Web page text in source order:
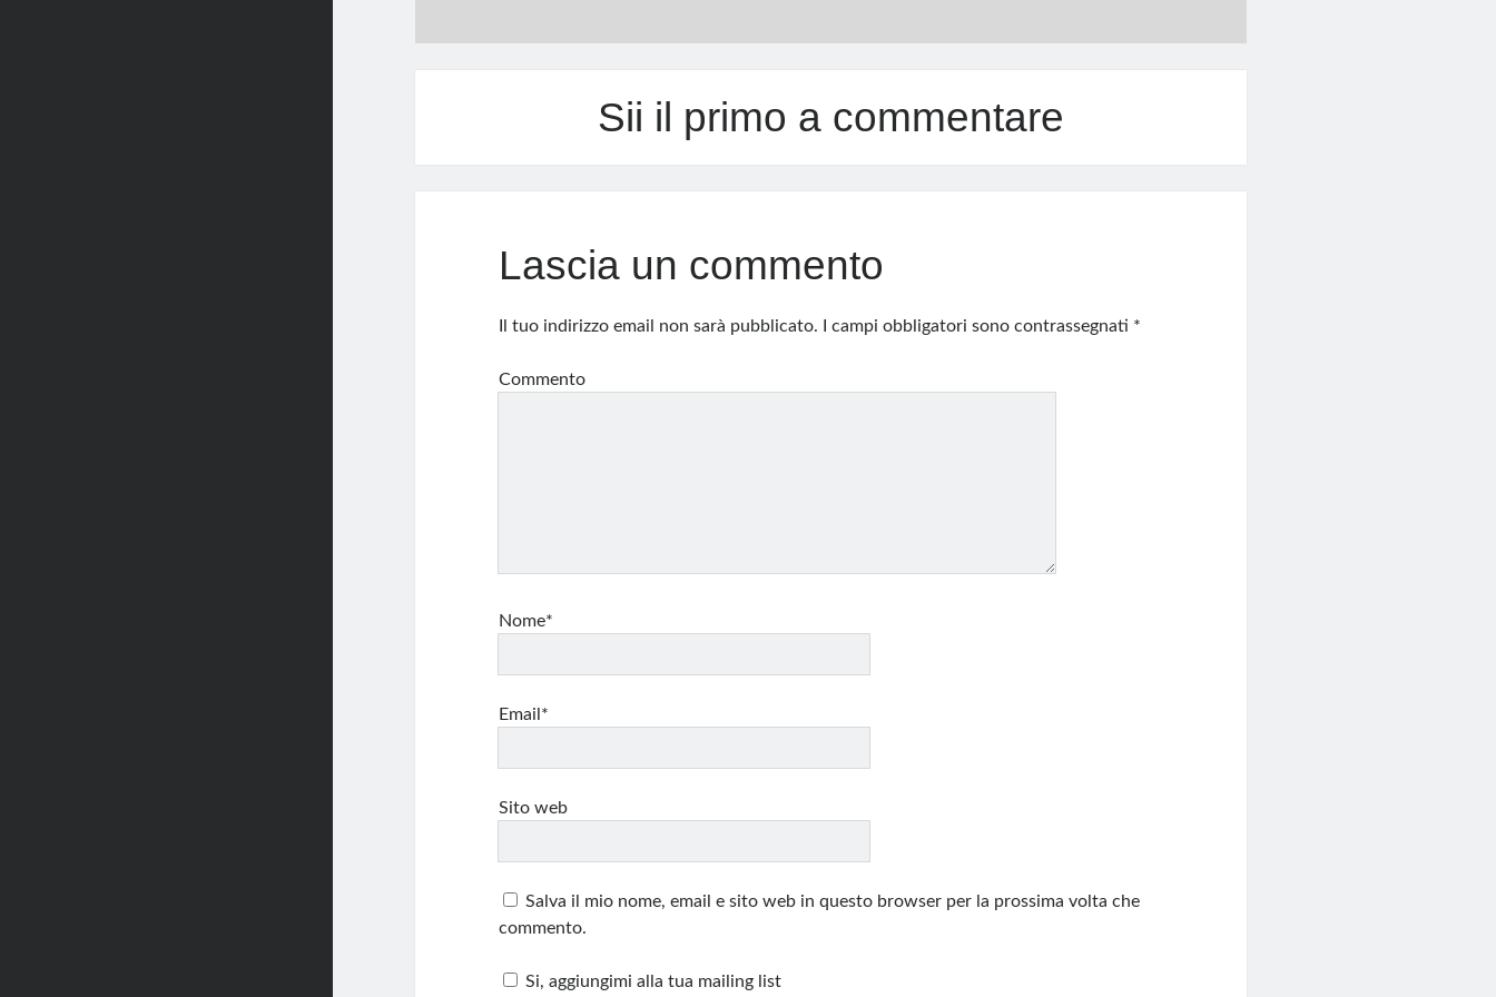
Sii il primo a commentare
Lascia un commento
Il tuo indirizzo email non sarà pubblicato. I campi obbligatori sono contrassegnati *
Commento
Nome*
Email*
Sito web
Salva il mio nome, email e sito web in questo browser per la prossima volta che
commento.
Si, aggiungimi alla tua mailing list